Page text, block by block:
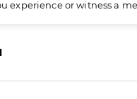
experience or witness a